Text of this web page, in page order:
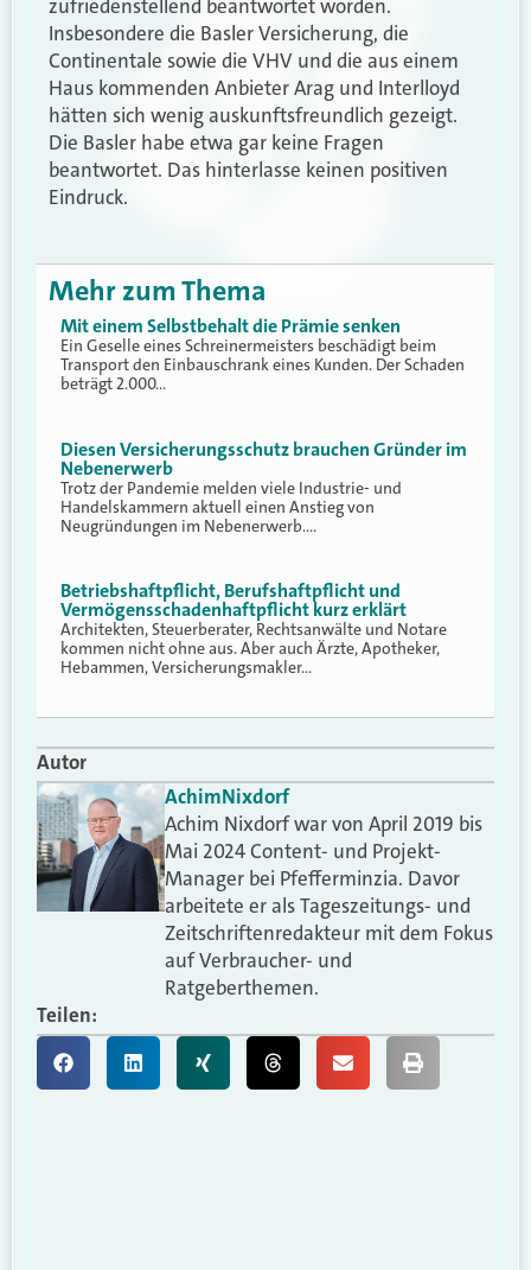
zufriedenstellend beantwortet worden.
Insbesondere die Basler Versicherung, die
Continentale sowie die VHV und die aus einem
Haus kommenden Anbieter Arag und Interlloyd
hätten sich wenig auskunftsfreundlich gezeigt.
Die Basler habe etwa gar keine Fragen
beantwortet. Das hinterlasse keinen positiven
Eindruck.
Mehr zum Thema
Mit einem Selbstbehalt die Prämie senken
Ein Geselle eines Schreinermeisters beschädigt beim
Transport den Einbauschrank eines Kunden. Der Schaden
beträgt 2.000…
Diesen Versicherungsschutz brauchen Gründer im
Nebenerwerb
Trotz der Pandemie melden viele Industrie- und
Handelskammern aktuell einen Anstieg von
Neugründungen im Nebenerwerb.…
Betriebshaftpflicht, Berufshaftpflicht und
Vermögensschadenhaftpflicht kurz erklärt
Architekten, Steuerberater, Rechtsanwälte und Notare
kommen nicht ohne aus. Aber auch Ärzte, Apotheker,
Hebammen, Versicherungsmakler…
Autor
AchimNixdorf
Achim Nixdorf war von April 2019 bis
Mai 2024 Content- und Projekt-
Manager bei Pfefferminzia. Davor
arbeitete er als Tageszeitungs- und
Zeitschriftenredakteur mit dem Fokus
auf Verbraucher- und
Ratgeberthemen.
Teilen: